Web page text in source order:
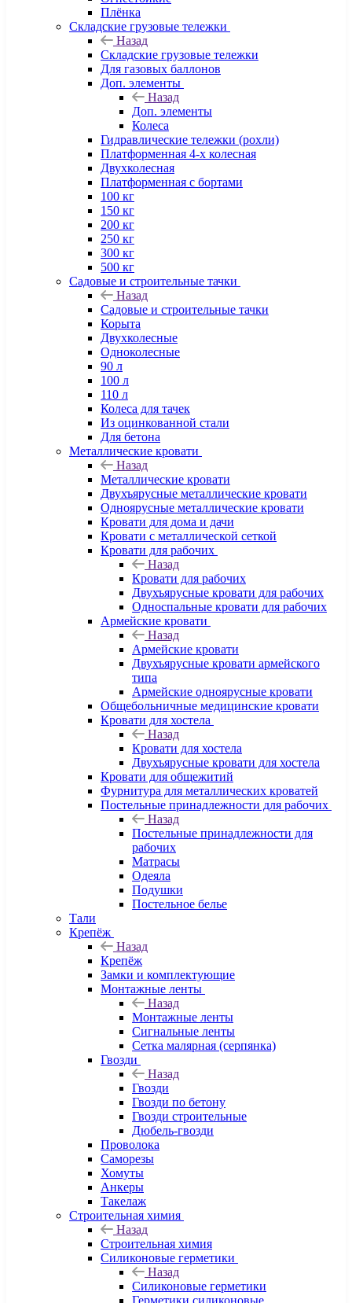
Плёнка
Складские грузовые тележки
Назад
Складские грузовые тележки
Для газовых баллонов
Доп. элементы
Назад
Доп. элементы
Колеса
Гидравлические тележки (рохли)
Платформенная 4-х колесная
Двухколесная
Платформенная с бортами
100 кг
150 кг
200 кг
250 кг
300 кг
500 кг
Садовые и строительные тачки
Назад
Садовые и строительные тачки
Корыта
Двухколесные
Одноколесные
90 л
100 л
110 л
Колеса для тачек
Из оцинкованной стали
Для бетона
Металлические кровати
Назад
Металлические кровати
Двухъярусные металлические кровати
Одноярусные металлические кровати
Кровати для дома и дачи
Кровати с металлической сеткой
Кровати для рабочих
Назад
Кровати для рабочих
Двухъярусные кровати для рабочих
Односпальные кровати для рабочих
Армейские кровати
Назад
Армейские кровати
Двухъярусные кровати армейского
типа
Армейские одноярусные кровати
Общебольничные медицинские кровати
Кровати для хостела
Назад
Кровати для хостела
Двухъярусные кровати для хостела
Кровати для общежитий
Фурнитура для металлических кроватей
Постельные принадлежности для рабочих
Назад
Постельные принадлежности для
рабочих
Матрасы
Одеяла
Подушки
Постельное белье
Тали
Крепёж
Назад
Крепёж
Замки и комплектующие
Монтажные ленты
Назад
Монтажные ленты
Сигнальные ленты
Сетка малярная (серпянка)
Гвозди
Назад
Гвозди
Гвозди по бетону
Гвозди строительные
Дюбель-гвозди
Проволока
Саморезы
Хомуты
Анкеры
Такелаж
Строительная химия
Назад
Строительная химия
Силиконовые герметики
Назад
Силиконовые герметики
Герметики силиконовые